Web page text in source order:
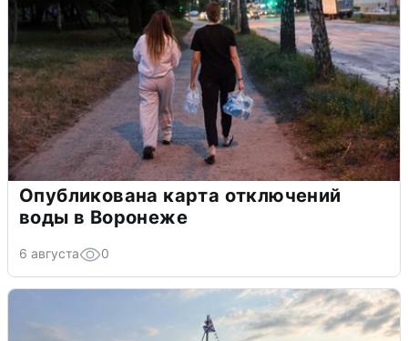
Опубликована карта отключений
воды в Воронеже
6 августа 0